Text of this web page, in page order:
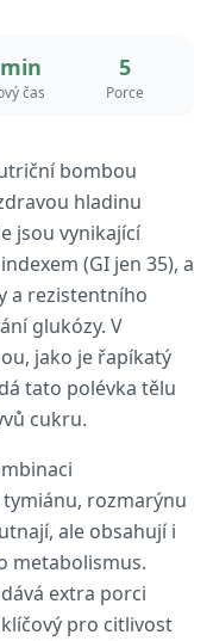
čas
5
Porce
bombou
hladinu
jsou vynikající
(GI jen 35), a
a rezistentního
glukózy. V
jako je řapíkatý
tato polévka tělu
cukru.
rozmarýnu
ale obsahují i
metabolismus.
extra porci
pro citlivost